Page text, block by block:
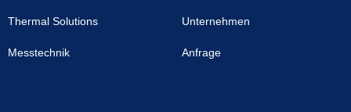
Thermal Solutions
Messtechnik
Unternehmen
Anfrage